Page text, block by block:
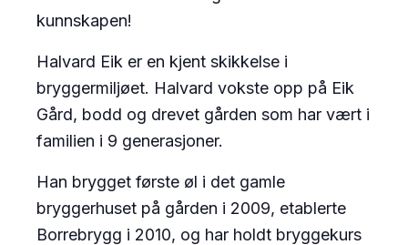
kunnskapen!
Halvard Eik er en kjent skikkelse i
bryggermiljøet. Halvard vokste opp på Eik
Gård, bodd og drevet gården som har vært i
familien i 9 generasjoner.
Han brygget første øl i det gamle
bryggerhuset på gården i 2009, etablerte
Borrebrygg i 2010, og har holdt bryggekurs